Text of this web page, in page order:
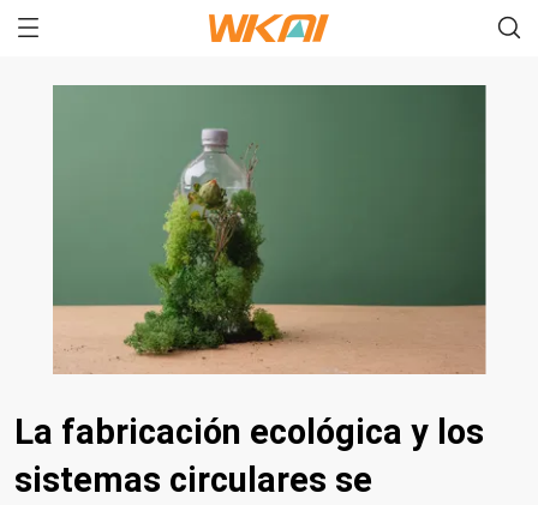
La fabricación ecológica y los
sistemas circulares se